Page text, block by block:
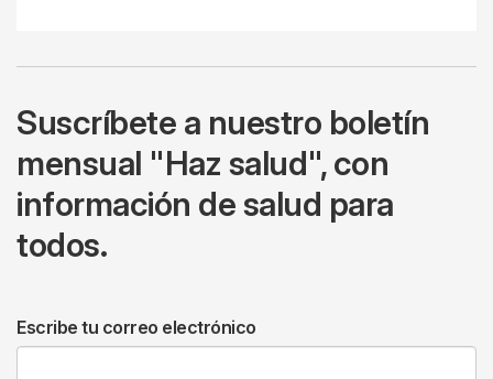
Suscríbete a nuestro boletín
mensual "Haz salud", con
información de salud para
todos.
Escribe tu correo electrónico